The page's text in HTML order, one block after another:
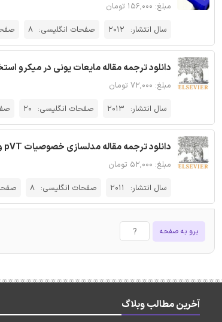
مبلغ: ۱۵۶,۰۰۰ تومان
سال انتشار: 2012 صفحات انگلیسی: 8
دانلود ترجمه مقاله مایعات یونی در میکرو
مبلغ: ۷۲,۰۰۰ تومان
سال انتشار: 2013 صفحات انگلیسی: 20
دانلود ترجمه مقاله مدلسازی خصوصیات pVT و موازنه بخار و مایعات یونی با معادلات مکعبی - مجله الزویر
مبلغ: ۵۲,۰۰۰ تومان
سال انتشار:
2011 صفحات انگلیسی: 8
برو به صفحه
آخرین مطالب وبلاگ